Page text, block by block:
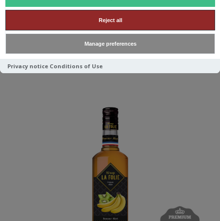
Reject all
Manage preferences
Privacy notice Conditions of Use
SIROP BANANE KIWI 70 CL
COMBIER